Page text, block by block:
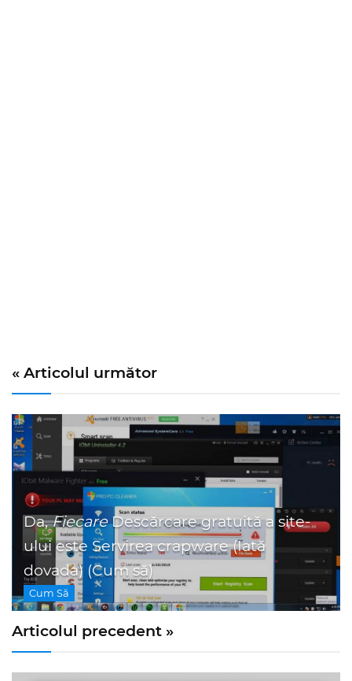
« Articolul următor
Da,FiecareDescărcare gratuită a site-
ului este Servirea crapware (Iată
dovada) (Cum să)
Cum Să
Articolul precedent »